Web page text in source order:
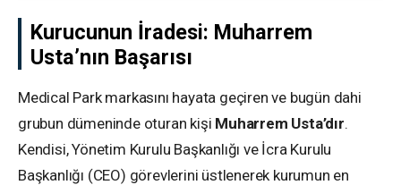
Kurucunun İradesi: Muharrem
Usta’nın Başarısı
Medical Park markasını hayata geçiren ve bugün dahi
grubun dümeninde oturan kişi Muharrem Usta’dır.
Kendisi, Yönetim Kurulu Başkanlığı ve İcra Kurulu
Başkanlığı (CEO) görevlerini üstlenerek kurumun en